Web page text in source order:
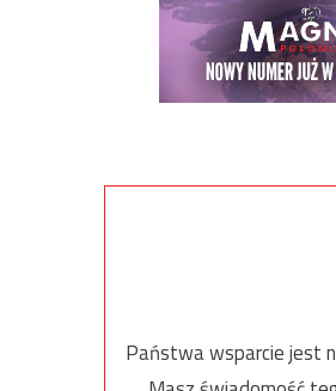
Państwa wsparcie jest